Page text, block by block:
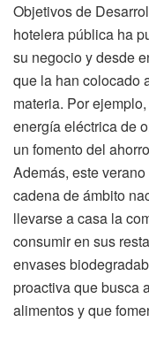
Objetivos de
hotelera pública ha
su negocio y desde
que la han colocado
materia. Por
energía eléctrica de
un fomento del
Además, este
cadena de ámbito
llevarse a casa la
consumir en sus
envases
proactiva que busca
alimentos y que